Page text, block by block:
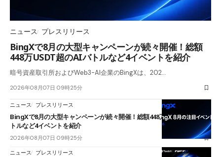
ニュース プレスリリース
BingXで8月の大型キャンペーンが続々開催！総額
448万USDT超のAIバトルなど4イベントを紹介
暗号資産取引所およびWeb3-AI企業のBingXは、202…
2026年08月07日 09時25分
ニュース プレスリリース
BingXで8月の大型キャンペーンが続々開催！総額448万USDT超のAIバ
トルなど4イベントを紹介
2026年08月07日 09時25分
ニュース プレスリリース